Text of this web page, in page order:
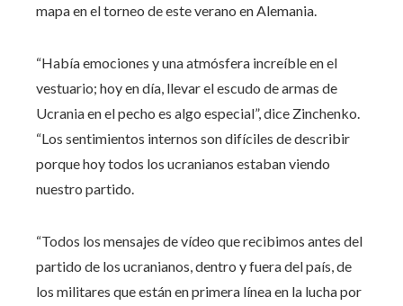
mapa en el torneo de este verano en Alemania.
“Había emociones y una atmósfera increíble en el
vestuario; hoy en día, llevar el escudo de armas de
Ucrania en el pecho es algo especial”, dice Zinchenko.
“Los sentimientos internos son difíciles de describir
porque hoy todos los ucranianos estaban viendo
nuestro partido.
“Todos los mensajes de vídeo que recibimos antes del
partido de los ucranianos, dentro y fuera del país, de
los militares que están en primera línea en la lucha por